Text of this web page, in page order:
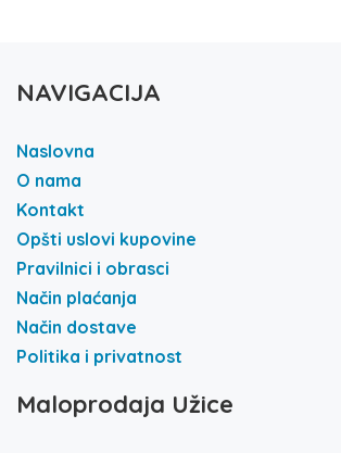
NAVIGACIJA
Naslovna
O nama
Kontakt
Opšti uslovi kupovine
Pravilnici i obrasci
Način plaćanja
Način dostave
Politika i privatnost
Maloprodaja Užice